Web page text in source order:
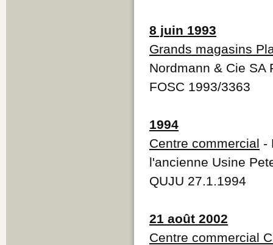
8 juin 1993
Grands magasins
Nordmann & Cie SA
FOSC 1993/3363
1994
Centre commercial -
l'ancienne Usine
QUJU 27.1.1994
21 août 2002
Centre commercial